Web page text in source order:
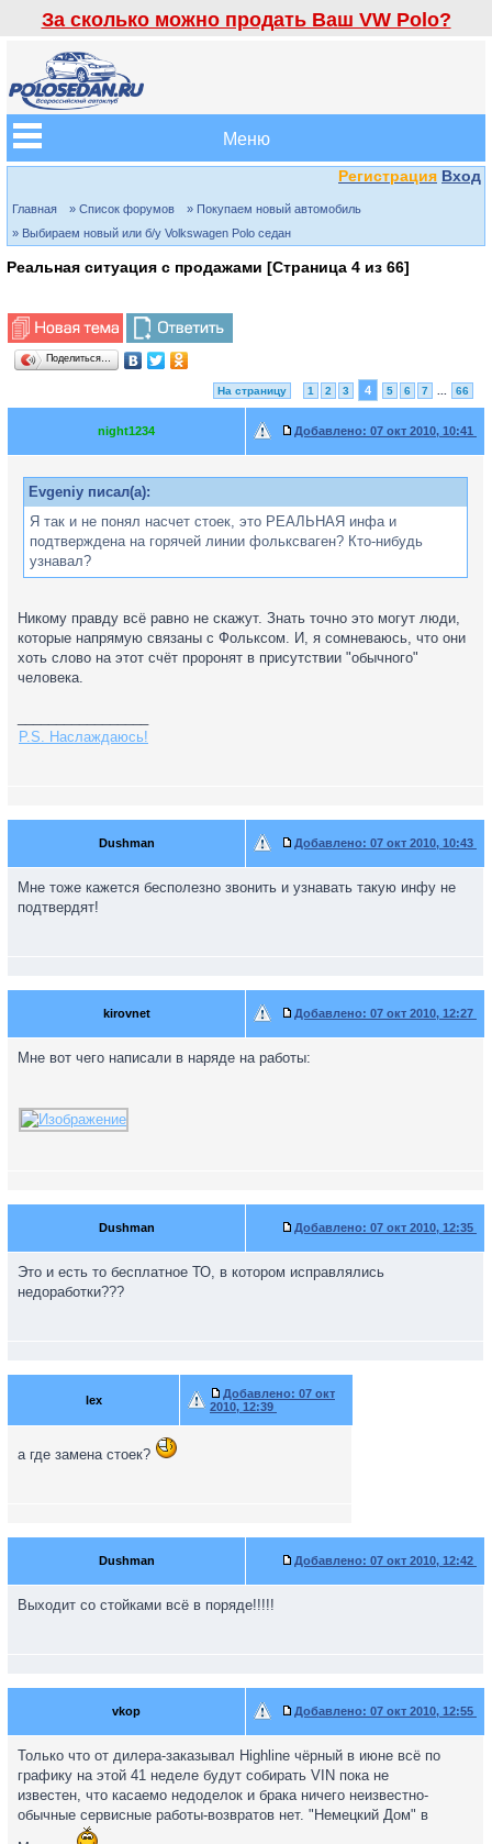
За сколько можно продать Ваш VW Polo?
Меню
Регистрация Вход
Главная » Список форумов
» Покупаем новый автомобиль
» Выбираем новый или б/у Volkswagen Polo седан
Реальная ситуация с продажами [Страница 4 из 66]
Поделиться…
На страницу 1 2 3 4 5 6 7 66
night1234 Добавлено: 07 окт 2010, 10:41
Evgeniy писал(а):
Я так и не понял насчет стоек, это РЕАЛЬНАЯ инфа и
подтверждена на горячей линии фольксваген? Кто-нибудь
узнавал?
Никому правду всё равно не скажут. Знать точно это могут люди,
которые напрямую связаны с Фольксом. И, я сомневаюсь, что они
хоть слово на этот счёт проронят в присутствии "обычного"
человека.
P.S. Наслаждаюсь!
Dushman Добавлено: 07 окт 2010, 10:43
Мне тоже кажется бесполезно звонить и узнавать такую инфу не
подтвердят!
kirovnet Добавлено: 07 окт 2010, 12:27
Мне вот чего написали в наряде на работы:
Dushman Добавлено: 07 окт 2010, 12:35
Это и есть то бесплатное ТО, в котором исправлялись
недоработки???
lex Добавлено: 07 окт
2010, 12:39
а где замена стоек?
Dushman Добавлено: 07 окт 2010, 12:42
Выходит со стойками всё в поряде!!!!!
vkop Добавлено: 07 окт 2010, 12:55
Только что от дилера-заказывал Highline чёрный в июне всё по
графику на этой 41 неделе будут собирать VIN пока не
известен, что касаемо недоделок и брака ничего неизвестно-
обычные сервисные работы-возвратов нет. "Немецкий Дом" в